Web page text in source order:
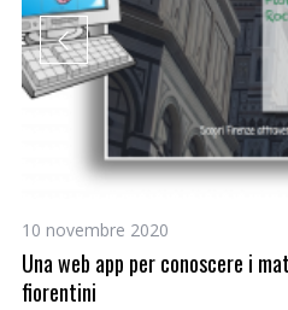
10 novembre 2020
Una web app per conoscere i
fiorentini